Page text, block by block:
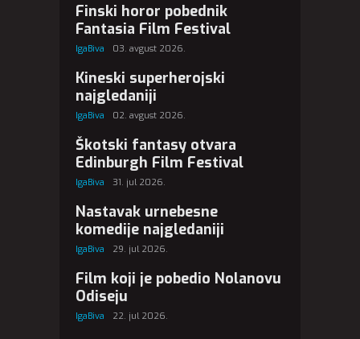
Finski horor pobednik
Fantasia Film Festival
IgaBiva 03. avgust 2026.
Kineski superherojski
najgledaniji
IgaBiva 02. avgust 2026.
Škotski fantasy otvara
Edinburgh Film Festival
IgaBiva 31. jul 2026.
Nastavak urnebesne
komedije najgledaniji
IgaBiva 29. jul 2026.
Film koji je pobedio Nolanovu
Odiseju
IgaBiva 22. jul 2026.